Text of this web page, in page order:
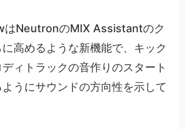
NeutronのMIX Assistantのク
高めるような新機能で、キック
ィトラックの音作りのスタート
うにサウンドの方向性を示して